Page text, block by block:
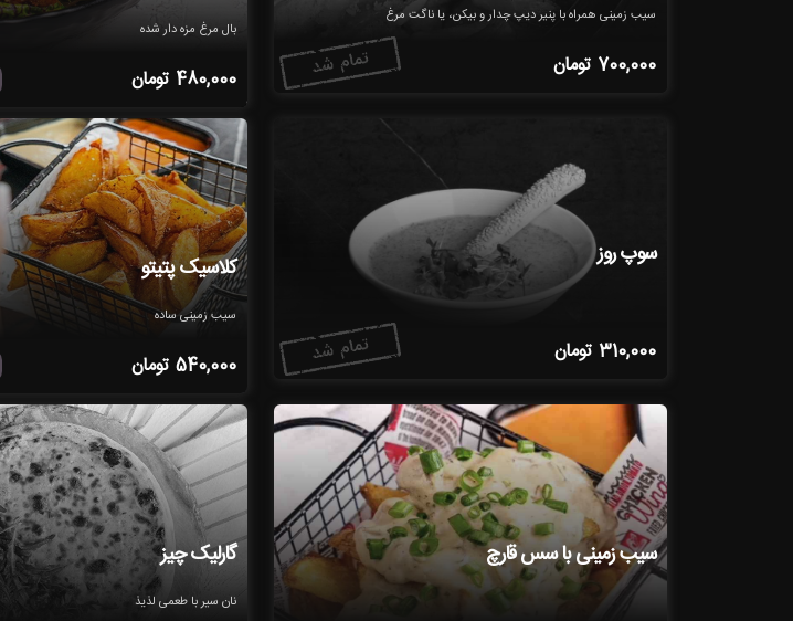
سیب زمینی همراه با پنیر دیپ چدار و بیکن، یا ناگت مرغ
700,000 تومان
بال مرغ مزه دار شده
480,000 تومان
سوپ روز
310,000 تومان
کلاسیک پتیتو
سیب زمینی ساده
540,000 تومان
سیب زمینی با سس قارچ گارلیک چیز
نان سیر با طعمی لذیذ